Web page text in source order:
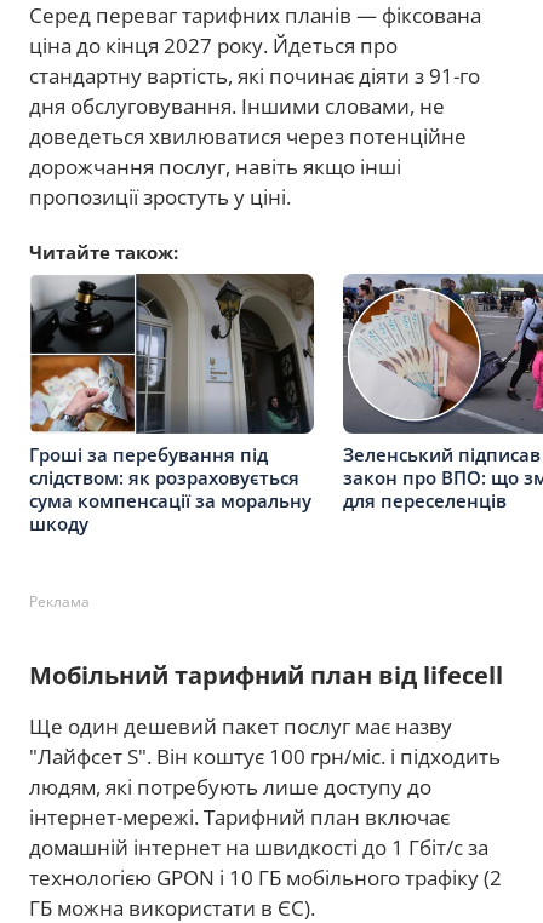
Серед переваг тарифних планів — фіксована
ціна до кінця 2027 року. Йдеться про
стандартну вартість, які починає діяти з 91-го
дня обслуговування. Іншими словами, не
доведеться хвилюватися через потенційне
дорожчання послуг, навіть якщо інші
пропозиції зростуть у ціні.
Читайте також:
Гроші за перебування під
слідством: як розраховується
сума компенсації за моральну
шкоду
Зеленський
закон про ВПО: що
для переселенців
Реклама
Мобільний тарифний план від lifecell
Ще один дешевий пакет послуг має назву
"Лайфсет S". Він коштує 100 грн/міс. і підходить
людям, які потребують лише доступу до
інтернет-мережі. Тарифний план включає
домашній інтернет на швидкості до 1 Гбіт/с за
технологією GPON і 10 ГБ мобільного трафіку (2
ГБ можна використати в ЄС).